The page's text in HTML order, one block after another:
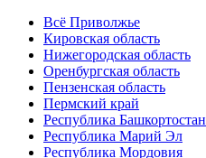
Всё Приволжье
Кировская область
Нижегородская область
Оренбургская область
Пензенская область
Пермский край
Республика Башкортостан
Республика Марий Эл
Республика Мордовия